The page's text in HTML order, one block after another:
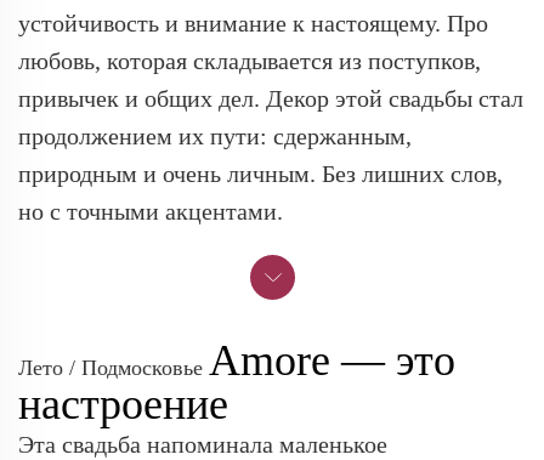
устойчивость и внимание к настоящему. Про
любовь, которая складывается из поступков,
привычек и общих дел. Декор этой свадьбы стал
продолжением их пути: сдержанным,
природным и очень личным. Без лишних слов,
но с точными акцентами.
Лето / Подмосковье Amore — это
настроение
Эта свадьба напоминала маленькое